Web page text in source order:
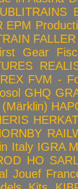
EPM
FALLER
Gear
FVM -
GHQ
HERKAT
Italy IGRA
HO
Jouef